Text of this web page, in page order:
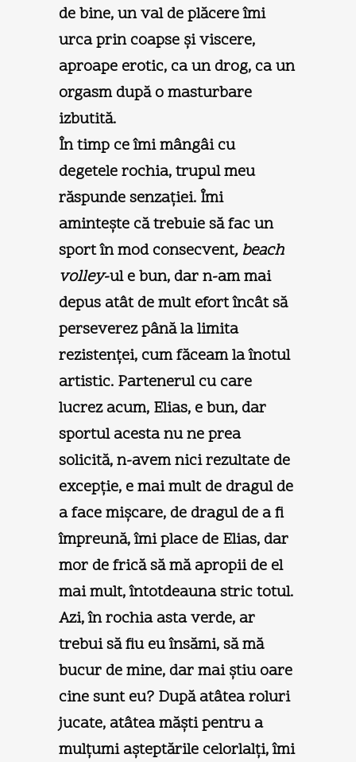
de bine, un val de plăcere îmi
urca prin coapse şi viscere,
aproape erotic, ca un drog, ca un
orgasm după o masturbare
izbutită.
În timp ce îmi mângâi cu
degetele rochia, trupul meu
răspunde senzaţiei. Îmi
aminteşte că trebuie să fac un
sport în mod consecvent, beach
volley-ul e bun, dar n-am mai
depus atât de mult efort încât să
perseverez până la limita
rezistenţei, cum făceam la înotul
artistic. Partenerul cu care
lucrez acum, Elias, e bun, dar
sportul acesta nu ne prea
solicită, n-avem nici rezultate de
excepţie, e mai mult de dragul de
a face mişcare, de dragul de a fi
împreună, îmi place de Elias, dar
mor de frică să mă apropii de el
mai mult, întotdeauna stric totul.
Azi, în rochia asta verde, ar
trebui să fiu eu însămi, să mă
bucur de mine, dar mai ştiu oare
cine sunt eu? După atâtea roluri
jucate, atâtea măşti pentru a
mulţumi aşteptările celorlalţi, îmi